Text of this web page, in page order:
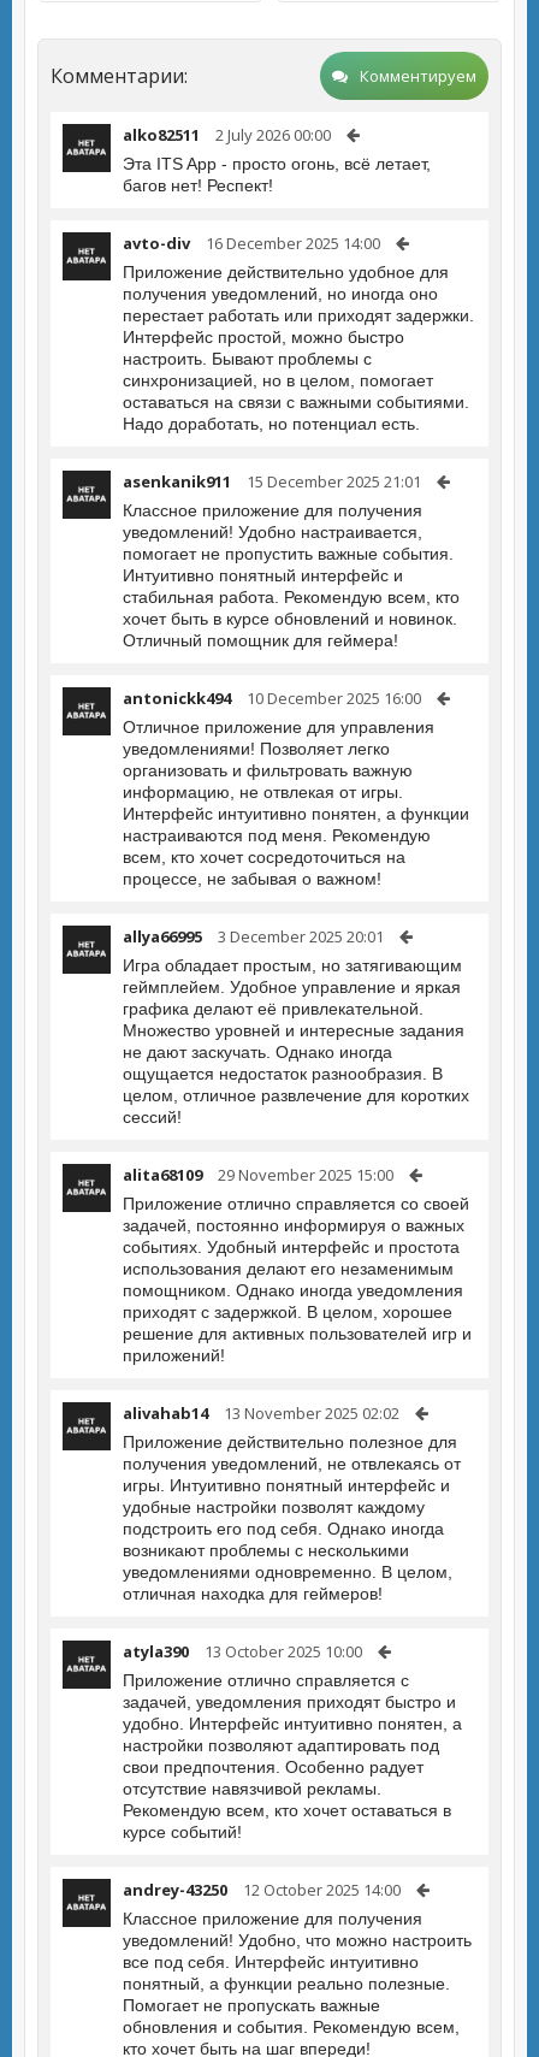
Комментарии: Комментируем
alko82511 2 July 2026 00:00
Эта ITS App - просто огонь, всё летает,
багов нет! Респект!
avto-div 16 December 2025 14:00
Приложение действительно удобное для
получения уведомлений, но иногда оно
перестает работать или приходят задержки.
Интерфейс простой, можно быстро
настроить. Бывают проблемы с
синхронизацией, но в целом, помогает
оставаться на связи с важными событиями.
Надо доработать, но потенциал есть.
asenkanik911 15 December 2025 21:01
Классное приложение для получения
уведомлений! Удобно настраивается,
помогает не пропустить важные события.
Интуитивно понятный интерфейс и
стабильная работа. Рекомендую всем, кто
хочет быть в курсе обновлений и новинок.
Отличный помощник для геймера!
antonickk494 10 December 2025 16:00
Отличное приложение для управления
уведомлениями! Позволяет легко
организовать и фильтровать важную
информацию, не отвлекая от игры.
Интерфейс интуитивно понятен, а функции
настраиваются под меня. Рекомендую
всем, кто хочет сосредоточиться на
процессе, не забывая о важном!
allya66995 3 December 2025 20:01
Игра обладает простым, но затягивающим
геймплейем. Удобное управление и яркая
графика делают её привлекательной.
Множество уровней и интересные задания
не дают заскучать. Однако иногда
ощущается недостаток разнообразия. В
целом, отличное развлечение для коротких
сессий!
alita68109 29 November 2025 15:00
Приложение отлично справляется со своей
задачей, постоянно информируя о важных
событиях. Удобный интерфейс и простота
использования делают его незаменимым
помощником. Однако иногда уведомления
приходят с задержкой. В целом, хорошее
решение для активных пользователей игр и
приложений!
alivahab14 13 November 2025 02:02
Приложение действительно полезное для
получения уведомлений, не отвлекаясь от
игры. Интуитивно понятный интерфейс и
удобные настройки позволят каждому
подстроить его под себя. Однако иногда
возникают проблемы с несколькими
уведомлениями одновременно. В целом,
отличная находка для геймеров!
atyla390 13 October 2025 10:00
Приложение отлично справляется с
задачей, уведомления приходят быстро и
удобно. Интерфейс интуитивно понятен, а
настройки позволяют адаптировать под
свои предпочтения. Особенно радует
отсутствие навязчивой рекламы.
Рекомендую всем, кто хочет оставаться в
курсе событий!
andrey-43250 12 October 2025 14:00
Классное приложение для получения
уведомлений! Удобно, что можно настроить
все под себя. Интерфейс интуитивно
понятный, а функции реально полезные.
Помогает не пропускать важные
обновления и события. Рекомендую всем,
кто хочет быть на шаг впереди!